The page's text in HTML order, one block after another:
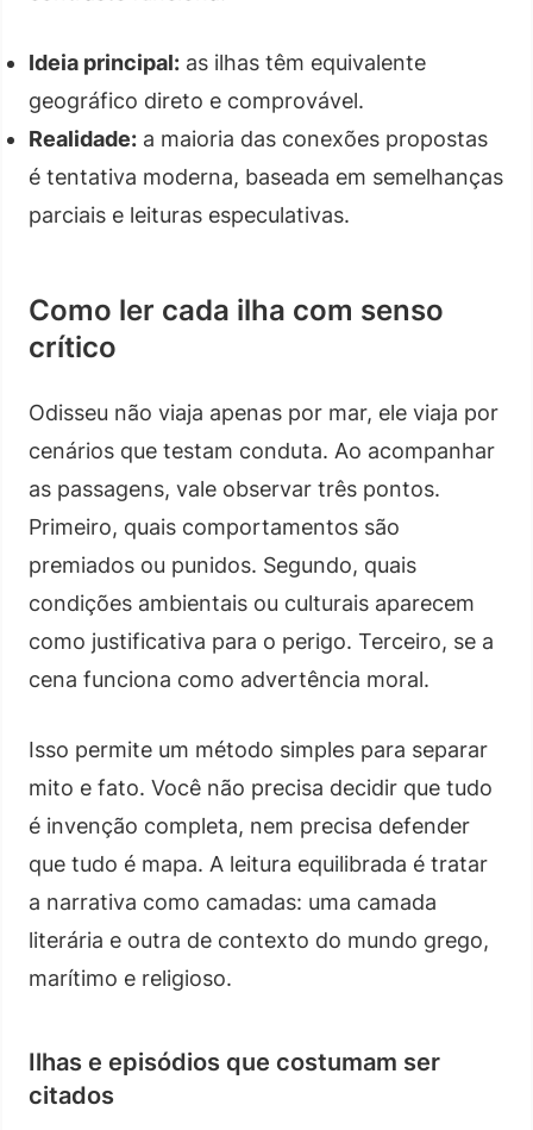
Ideia principal: as ilhas têm equivalente
geográfico direto e comprovável.
Realidade: a maioria das conexões propostas
é tentativa moderna, baseada em semelhanças
parciais e leituras especulativas.
Como ler cada ilha com senso
crítico
Odisseu não viaja apenas por mar, ele viaja por
cenários que testam conduta. Ao acompanhar
as passagens, vale observar três pontos.
Primeiro, quais comportamentos são
premiados ou punidos. Segundo, quais
condições ambientais ou culturais aparecem
como justificativa para o perigo. Terceiro, se a
cena funciona como advertência moral.
Isso permite um método simples para separar
mito e fato. Você não precisa decidir que tudo
é invenção completa, nem precisa defender
que tudo é mapa. A leitura equilibrada é tratar
a narrativa como camadas: uma camada
literária e outra de contexto do mundo grego,
marítimo e religioso.
Ilhas e episódios que costumam ser
citados